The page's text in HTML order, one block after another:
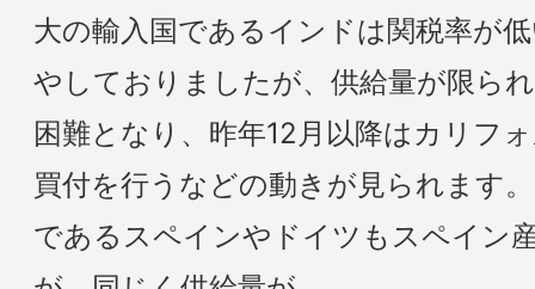
大の輸入国であるインドは関税率が
やしておりましたが、供給量が限ら
困難となり、昨年12月以降はカリフ
買付を行うなどの動きが見られます
であるスペインやドイツもスペイン